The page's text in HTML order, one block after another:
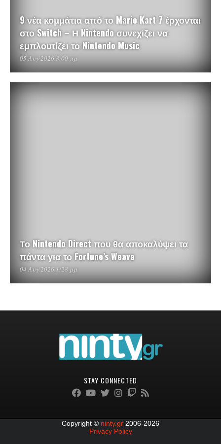
9 νέα κομμάτια από το Mario Kart 7 έρχονται
στο Switch – Η Nintendo συνεχίζει να
εμπλουτίζει το Nintendo Music
05 Αυγ 2026 8:00 πμ
Το Nintendo Direct που θα αποκαλύψει τα
πάντα για το Fortune’s Weave
04 Αυγ 2026 1:28 μμ
STAY CONNECTED
Copyright © ninty.gr 2006-2026
Privacy Policy